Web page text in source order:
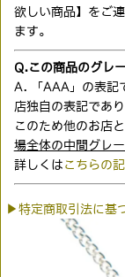
欲しい商品】をご
ます。
Q.この商品のグレ
A. 「AAA」の表記
店独自の表記であ
このため他のお店
場全体の中間グレ
詳しくは こちらの
▶特定商取引法に基